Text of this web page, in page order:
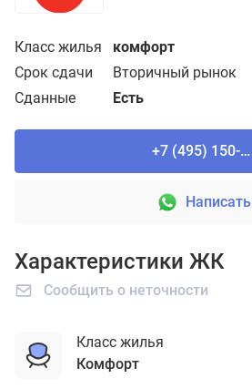
Класс жилья комфорт
Срок сдачи
Вторичный рынок
Сданные
Есть
+7 (495) 150-90-61
Написать
Характеристики ЖК
Сообщить о неточности
Класс жилья
комфорт